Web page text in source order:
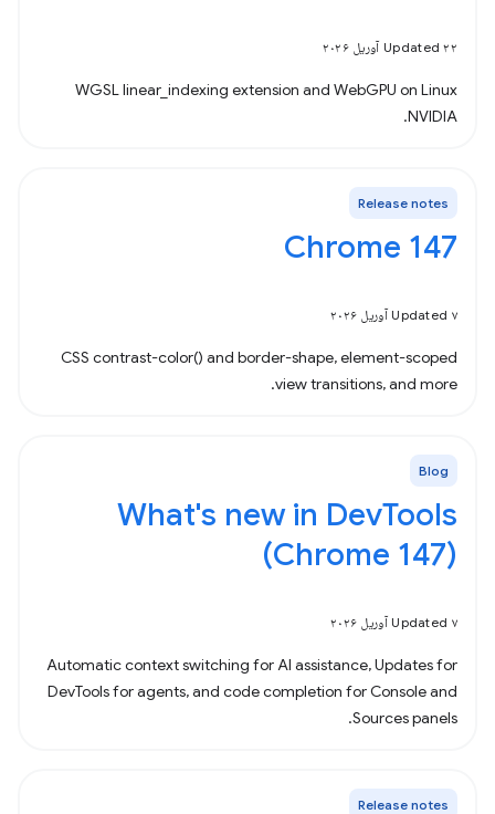
Updated ۲۲ آوریل ۲۰۲۶
WGSL linear_indexing extension and WebGPU on Linux
NVIDIA.
Release notes
Chrome 147
Updated ۷ آوریل ۲۰۲۶
CSS contrast-color() and border-shape, element-scoped
view transitions, and more.
Blog
What's new in DevTools
(Chrome 147)
Updated ۷ آوریل ۲۰۲۶
Automatic context switching for AI assistance, Updates for
DevTools for agents, and code completion for Console and
Sources panels.
Release notes